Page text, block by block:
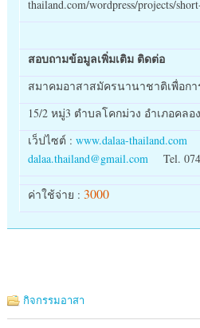
thailand.com/wordpress/projects/
สอบถามข้อมูลเพิ่มเติม ติดต่อ
สมาคมอาสาสมัครนานาชาติเพื่อก
15/2 หมู่3 ตำบลโคกม่วง อำเภอคล
เว็ปไซต์ : www.dalaa-thailand.com
dalaa.thailand@gmail.comTel. 074
ค่าใช้จ่าย : 3000
กิจกรรมอาสา